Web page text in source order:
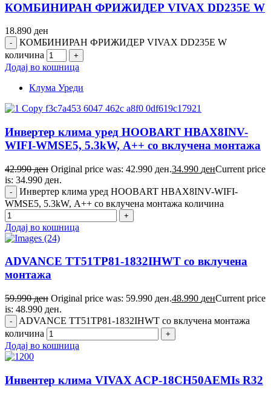
КОМБИНИРАН ФРИЖИДЕР VIVAX DD235E W
18.890 ден
КОМБИНИРАН ФРИЖИДЕР VIVAX DD235E W
количина
Додај во кошница
Клума Уреди
Инвертер клима уред HOOBART HBAX8INV-
WIFI-WMSE5, 5.3kW, А++ со вклучена монтажа
42.990ден Original price was: 42.990 ден.34.990 денCurrent price
is: 34.990 ден.
Инвертер клима уред HOOBART HBAX8INV-WIFI-
WMSE5, 5.3kW, А++ со вклучена монтажа количина
Додај во кошница
ADVANCE TT51TP81-1832IHWT со вклучена
монтажа
59.990ден Original price was: 59.990 ден.48.990 денCurrent price
is: 48.990 ден.
ADVANCE TT51TP81-1832IHWT со вклучена монтажа
количина
Додај во кошница
Инвентер клима VIVAX ACP-18CH50AEMIs R32